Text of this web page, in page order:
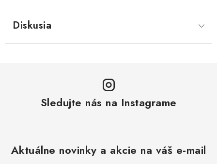
Diskusia
Sledujte nás na Instagrame
Aktuálne novinky a akcie na váš e-mail